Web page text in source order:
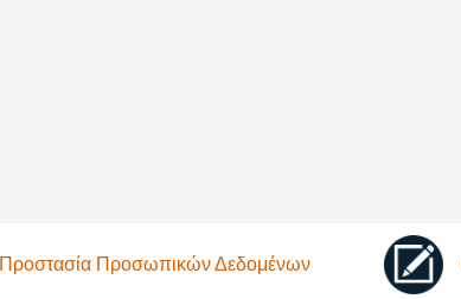
Προστασία Προσωπικών Δεδομένων